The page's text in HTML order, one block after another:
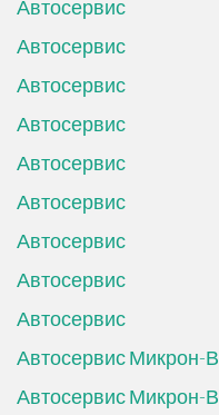
Автосервис
Автосервис
Автосервис
Автосервис
Автосервис
Автосервис
Автосервис
Автосервис
Автосервис
Автосервис Микрон-В
Автосервис Микрон-В